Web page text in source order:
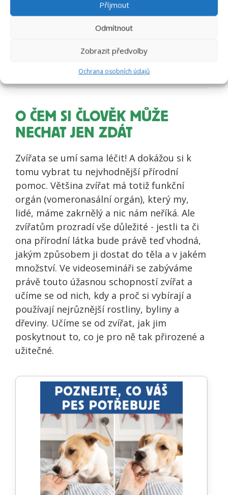
Příjmout
Odmítnout
Zobrazit předvolby
Ochrana osobních údajů
Nenahrazuje veterinární péči. Nejedná se o
lék.
Doba použitelnosti:18 měsíců od data
O ČEM SI ČLOVĚK MŮŽE
NECHAT JEN ZDÁT
Zvířata se umí sama léčit! A dokážou si k
tomu vybrat tu nejvhodnější přírodní
pomoc. Většina zvířat má totiž funkční
orgán (vomeronasální orgán), který my,
lidé, máme zakrnělý a nic nám neříká. Ale
zvířatům prozradí vše důležité - jestli ta či
ona přírodní látka bude právě teď vhodná,
jakým způsobem ji dostat do těla a v jakém
množství. Ve videosemináři se zabýváme
právě touto úžasnou schopností zvířat a
učíme se od nich, kdy a proč si vybírají a
používají nejrůznější rostliny, byliny a
dřeviny. Učíme se od zvířat, jak jim
poskytnout to, co je pro ně tak přirozené a
užitečné.